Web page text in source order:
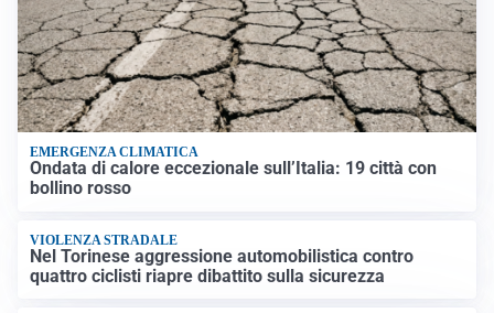
EMERGENZA CLIMATICA
Ondata di calore eccezionale sull’Italia: 19 città con
bollino rosso
VIOLENZA STRADALE
Nel Torinese aggressione automobilistica contro
quattro ciclisti riapre dibattito sulla sicurezza